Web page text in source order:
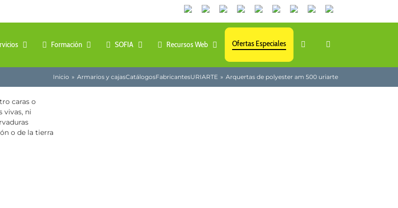
Canales
de
LinkedinYoutubeTiktokFacebookInstagram
X TwitchContacto
Formación SOFIA Recursos Web Ofertas Especiales
Inicio Armarios y cajasCatálogosFabricantesURIARTE Arquertas de polyester am 500 uriarte
caras o
vivas, ni
o de la tierra